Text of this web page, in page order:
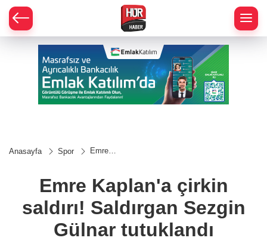
Anasayfa Spor
Emre
saldırı!
Saldırgan
Gülnar
tutuklandı
Emre Kaplan'a çirkin
saldırı! Saldırgan Sezgin
Gülnar tutuklandı